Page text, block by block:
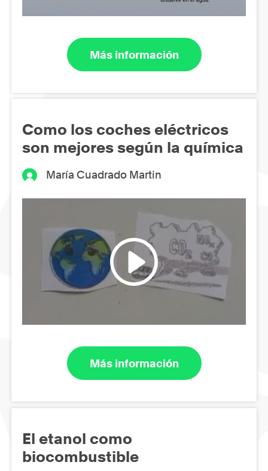
Más información
Como los coches eléctricos
son mejores según la química
María Cuadrado Martin
Más información
El etanol como
biocombustible